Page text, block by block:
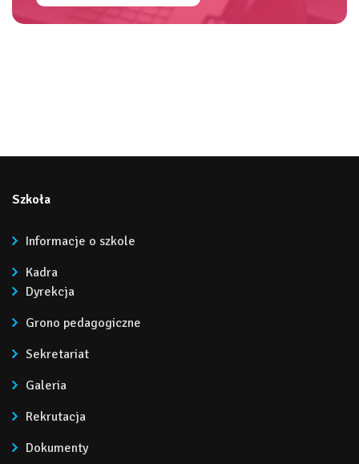
Szkoła
Informacje o szkole
Kadra
Dyrekcja
Grono pedagogiczne
Sekretariat
Galeria
Rekrutacja
Dokumenty